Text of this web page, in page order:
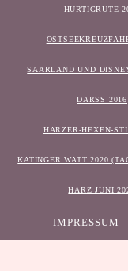
HURTIGRUTE
SAARLAND UND
DARSS 2016
HARZER-HEXEN-
KATINGER WATT 2020
HARZ JUNI
IMPRESSUM